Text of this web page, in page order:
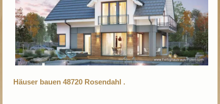
Häuser bauen 48720 Rosendahl .